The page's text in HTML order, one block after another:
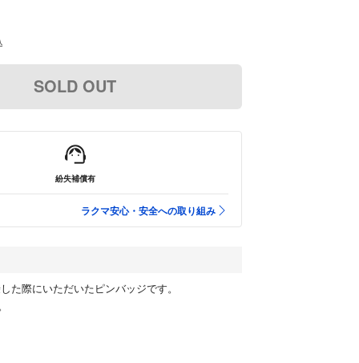
SOLD OUT
紛失補償有
ラクマ安心・安全への取り組み
た際にいただいたピンバッジです。